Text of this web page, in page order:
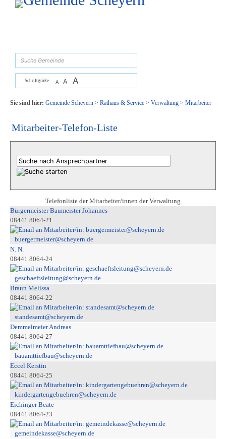
Zum Inhalt, zur Navigationoder zur Startseite springen.
Schriftgröße A A A
Sie sind hier: Gemeinde Scheyern> Rathaus & Service> Verwaltung> Mitarbeiter
Mitarbeiter-Telefon-Liste
Telefonliste der Mitarbeiter/innen der Verwaltung
Bürgermeister Baumeister Johannes
08441 8064-21
buergermeister@scheyern.de
N. N.
08441 8064-24
geschaeftsleitung@scheyern.de
Braun Melissa
08441 8064-22
standesamt@scheyern.de
Demmelmeier Andreas
08441 8064-27
bauamttiefbau@scheyern.de
Eccel Kerstin
08441 8064-25
kindergartengebuehren@scheyern.de
Eichinger Beate
08441 8064-23
gemeindekasse@scheyern.de